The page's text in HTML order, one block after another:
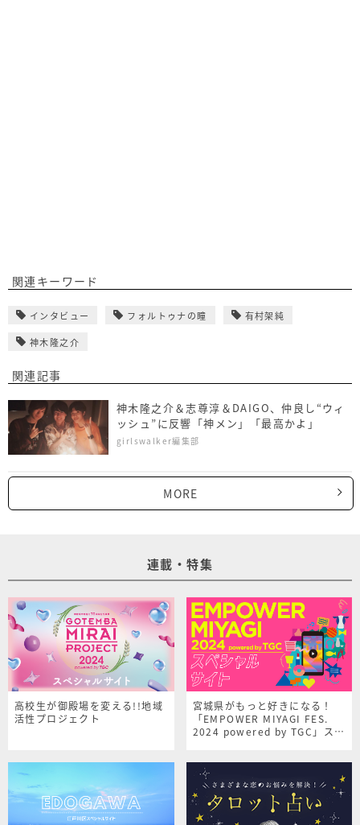
関連キーワード
インタビュー フォルトゥナの瞳 有村架純
神木隆之介
関連記事
神木隆之介＆志尊淳＆DAIGO、仲良し“ウィ
ッシュ”に反響「神メン」「最高かよ」
girlswalker編集部
MORE
連載・特集
高校生が御殿場を変える!!地域
活性プロジェクト
宮城県がもっと好きになる！
「EMPOWER MIYAGI FES.
2024 powered by TGC」スペ